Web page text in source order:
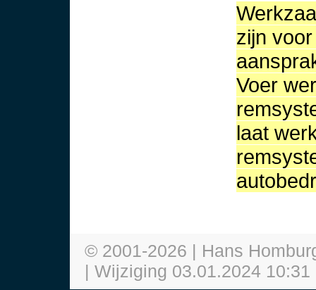
zijn
Voer
laat
© 2001-2026 | Hans
| Wijziging 03.01.2024 10:31